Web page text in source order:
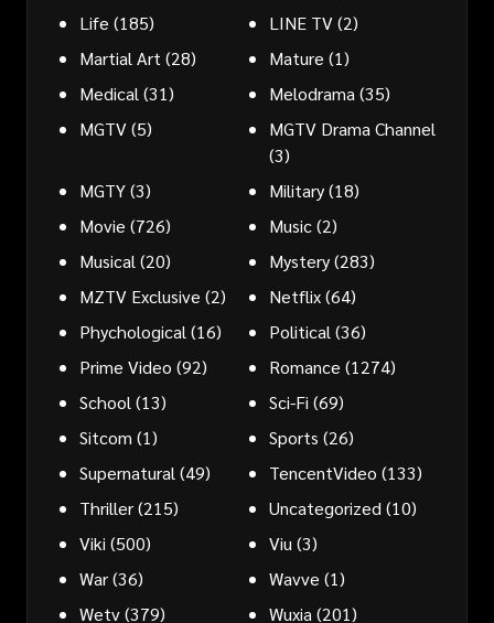
Life (185) LINE TV(2)
Martial Art (28) Mature (1)
Medical (31) Melodrama (35)
MGTV(5)
MGTV Drama Channel
(3)
MGTY(3) Military(18)
Movie (726) Music(2)
Musical (20) Mystery(283)
MZTV Exclusive (2) Netflix(64)
Phychological (16) Political (36)
Prime Video (92) Romance (1274)
School (13) Sci-Fi (69)
Sitcom (1) Sports (26)
Supernatural (49) TencentVideo (133)
Thriller(215) Uncategorized (10)
Viki (500) Viu (3)
War(36) Wavve (1)
Wetv(379) Wuxia (201)